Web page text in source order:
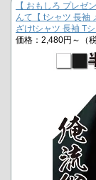
【 おもしろ プレゼ
んて【 tシャツ 長袖
ざけtシャツ 長袖 T
価格：2,480円～（